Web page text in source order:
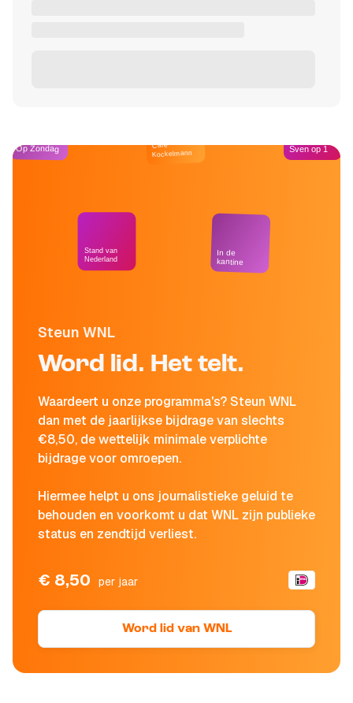
Steun WNL
Word lid. Het telt.
Waardeert u onze programma's? Steun WNL
dan met de jaarlijkse bijdrage van slechts
€8,50, de wettelijk minimale verplichte
bijdrage voor omroepen.
Hiermee helpt u ons journalistieke geluid te
behouden en voorkomt u dat WNL zijn publieke
status en zendtijd verliest.
€ 8,50 per jaar
Word lid van WNL
Op Zondag
Stand van
Nederland
Café
Kockelmann
In de
kantine
Sven op 1